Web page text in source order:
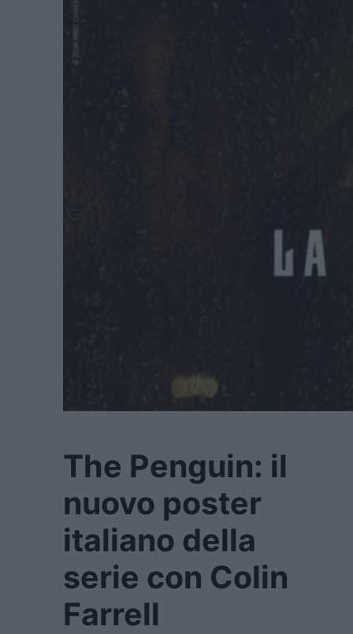
The Penguin: il
nuovo poster
italiano della
serie con Colin
Farrell